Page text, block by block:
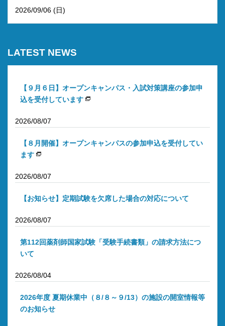
2026/09/06 (日)
LATEST NEWS
【９月６日】オープンキャンパス・入試対策講座の参加申
込を受付しています
2026/08/07
【８月開催】オープンキャンパスの参加申込を受付してい
ます
2026/08/07
【お知らせ】定期試験を欠席した場合の対応について
2026/08/07
第112回薬剤師国家試験「受験手続書類」の請求方法につ
いて
2026/08/04
2026年度 夏期休業中（８/８～９/13）の施設の開室情報等
のお知らせ